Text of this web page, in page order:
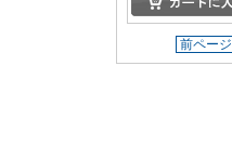
前ページ